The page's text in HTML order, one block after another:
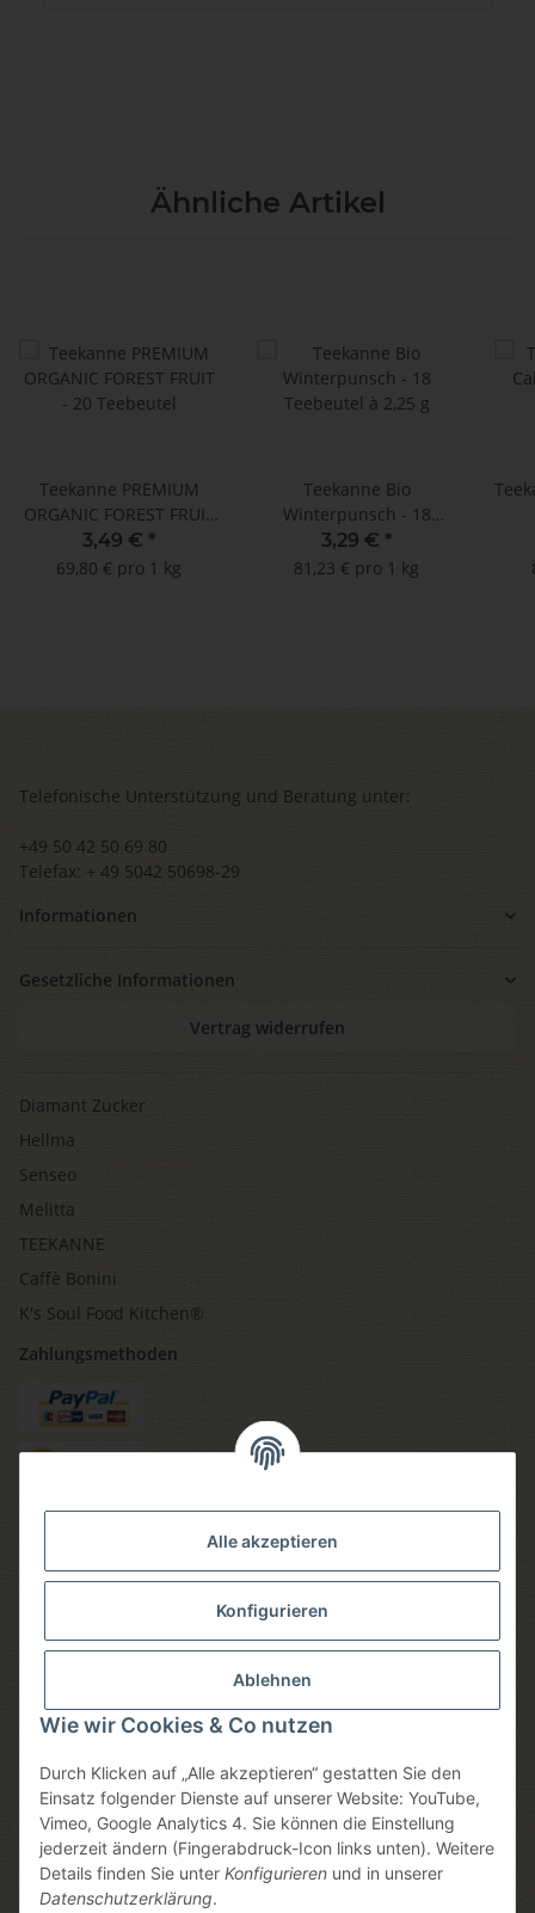
Alle akzeptieren
Konfigurieren
Ablehnen
Wie wir Cookies & Co nutzen
Durch Klicken auf „Alle akzeptieren“ gestatten Sie den
Einsatz folgender Dienste auf unserer Website: YouTube,
Vimeo, Google Analytics 4. Sie können die Einstellung
jederzeit ändern (Fingerabdruck-Icon links unten). Weitere
Details finden Sie unter Konfigurieren und in unserer
Datenschutzerklärung.
Ähnliche Artikel
Teekanne PREMIUM
ORGANIC FOREST FRUIT
- 20 Teebeutel
3,49 € *
69,80 € pro 1 kg
Teekanne Bio
Winterpunsch - 18
Teebeutel à 2,25 g
3,29 € *
81,23 € pro 1 kg
Telefonische Unterstützung und Beratung unter:
+49 50 42 50 69 80
Telefax: + 49 5042 50698-29
Informationen
Gesetzliche Informationen
Vertrag widerrufen
Diamant Zucker
Hellma
Senseo
Melitta
TEEKANNE
Caffè Bonini
K's Soul Food Kitchen®
Zahlungsmethoden
Versandmethoden
Sicheres einkaufen
* Alle Preise inkl. gesetzlicher USt., zzgl.